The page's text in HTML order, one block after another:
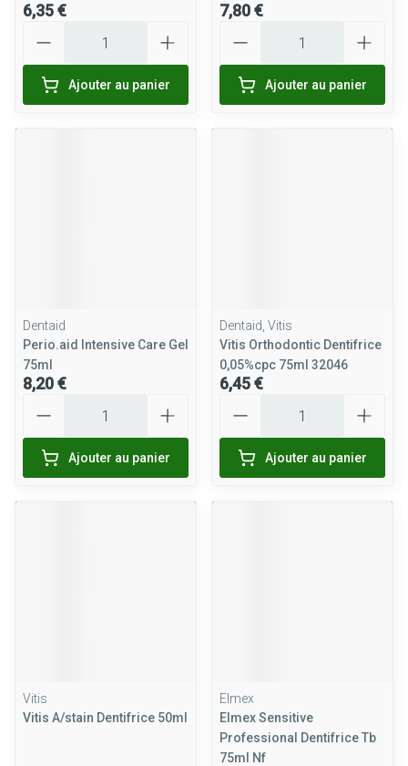
6,35 €
Ajouter au panier
7,80 €
Ajouter au panier
Dentaid
Perio.aid Intensive Care Gel
75ml
8,20 €
Ajouter au panier
Dentaid, Vitis
Vitis Orthodontic Dentifrice
0,05%cpc 75ml 32046
6,45 €
Ajouter au panier
Vitis
Vitis A/stain Dentifrice 50ml
Elmex
Elmex Sensitive
Professional Dentifrice Tb
75ml Nf